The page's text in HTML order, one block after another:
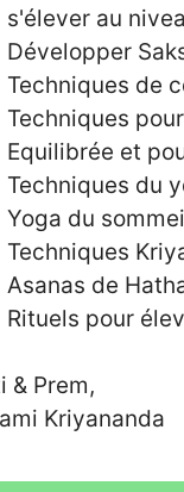
s'élever au
Développer
Techniques de
Techniques
Equilibrée et
Techniques du
Yoga du
Techniques
Asanas de
Rituels pour
& Prem,
Kriyananda